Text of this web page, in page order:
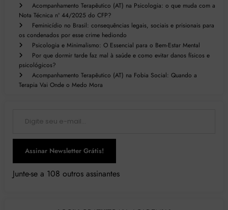
Acompanhamento Terapêutico (AT) na Psicologia: o que muda com a
Nota Técnica nº 44/2025 do CFP?
Feminicídio no Brasil: consequências legais, sociais e prisionais para
os condenados por esse crime hediondo
Psicologia e Minimalismo: O Essencial para o Bem-Estar Mental
Por que dormir tarde faz mal à saúde e como evitar danos físicos e
psicológicos?
Acompanhamento Terapêutico (AT) na Fobia Social: Quando a
Terapia Vai Onde o Medo Mora
Assinar Newsletter Grátis!
Junte-se a 108 outros assinantes